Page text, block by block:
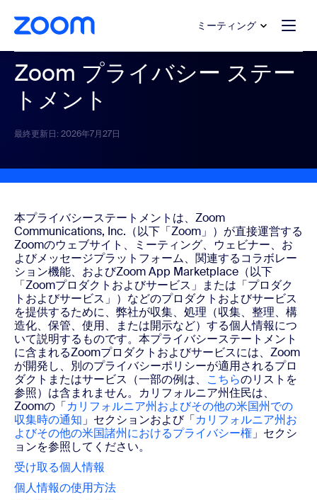
テンツへスキップ
ットへスキップ ミーティング
Zoom プライバシー ステー
トメント
最終更新日: 2026年7月27日
本プライバシーステートメントは、Zoom
Communications, Inc.（以下「Zoom」）が直接運営する
Zoomのウェブサイト、ミーティング、ウェビナー、お
よびメッセージプラットフォーム、関連するコラボレー
ション機能、およびZoom App Marketplace（以下
「Zoomプロダクトおよびサービス」または「プロダク
トおよびサービス」）などのプロダクトおよびサービス
を提供するために、弊社が収集、処理（収集、整理、構
造化、保管、使用、または開示など）する個人情報につ
いて説明するものです。本プライバシーステートメント
に含まれるZoomプロダクトおよびサービスには、Zoom
が開発し、別のプライバシーポリシーが適用されるプロ
ダクトまたはサービス（一部の例は、 こちらのリストを
参照）は含まれません。カリフォルニア州住民は、
Zoomの「カリフォルニア州およびその他の米国州での
収集時の通知 」セクションおよび「カリフォルニア州お
よびその他の米国諸州におけるプライバシー権 」セクシ
ョンを参照してください。
受け取る個人情報
個人情報の使用方法